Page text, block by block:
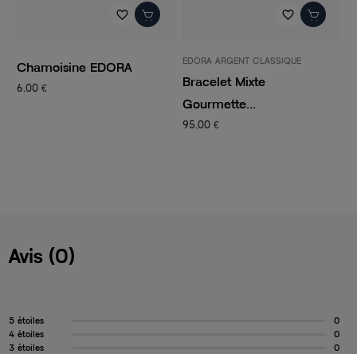
favorite_border
Chamoisine EDORA
6,00 €
favorite_border
EDORA ARGENT CLASSIQUE
Bracelet Mixte
Gourmette...
95,00 €
Avis (0)
5 étoiles
0
4 étoiles
0
3 étoiles
0